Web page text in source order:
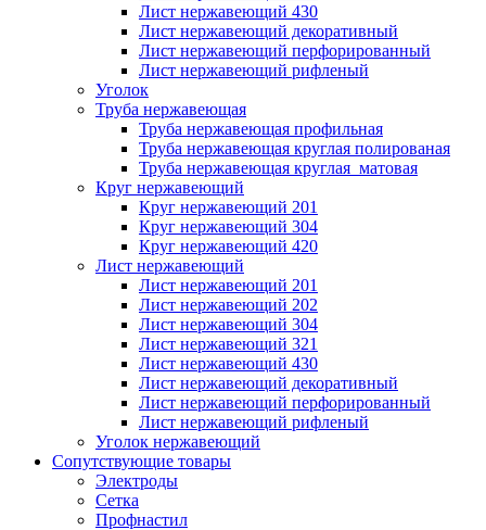
Лист нержавеющий 430
Лист нержавеющий декоративный
Лист нержавеющий перфорированный
Лист нержавеющий рифленый
Уголок
Труба нержавеющая
Труба нержавеющая профильная
Труба нержавеющая круглая полированая
Труба нержавеющая круглая матовая
Круг нержавеющий
Круг нержавеющий 201
Круг нержавеющий 304
Круг нержавеющий 420
Лист нержавеющий
Лист нержавеющий 201
Лист нержавеющий 202
Лист нержавеющий 304
Лист нержавеющий 321
Лист нержавеющий 430
Лист нержавеющий декоративный
Лист нержавеющий перфорированный
Лист нержавеющий рифленый
Уголок нержавеющий
Cопутствующие товары
Электроды
Сетка
Профнастил